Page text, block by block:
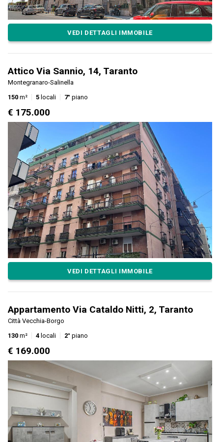
VEDI DETTAGLI IMMOBILE
Attico Via Sannio, 14, Taranto
Montegranaro-Salinella
150 m² 5 locali 7° piano
€ 175.000
VEDI DETTAGLI IMMOBILE
Appartamento Via Cataldo Nitti, 2, Taranto
Città Vecchia-Borgo
130 m² 4 locali 2° piano
€ 169.000